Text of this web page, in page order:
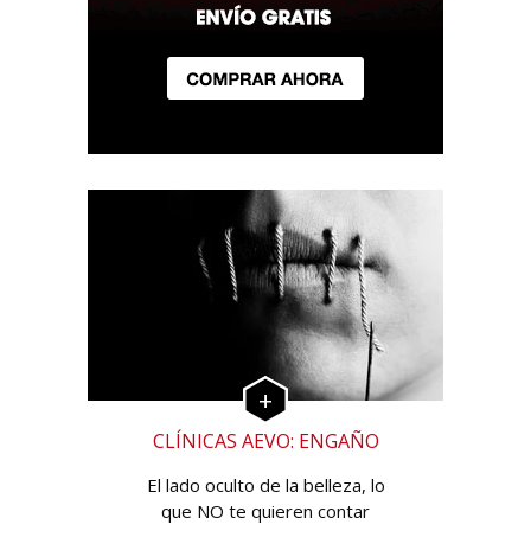
CLÍNICAS AEVO: ENGAÑO
El lado oculto de la belleza, lo
que NO te quieren contar